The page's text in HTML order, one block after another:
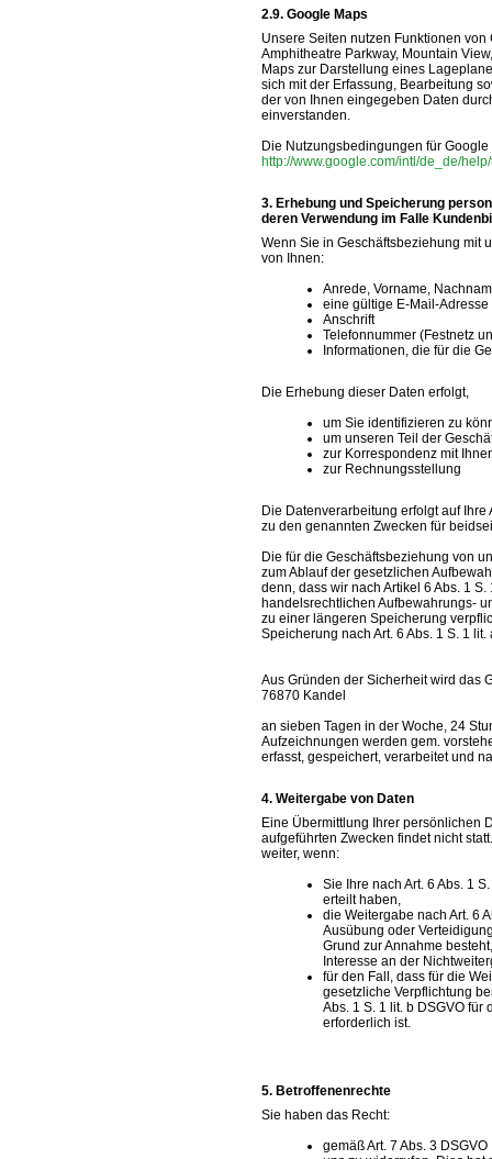
Google Maps
Unsere Seiten nutzen Funktionen
Amphitheatre Parkway, Mountain
Maps zur Darstellung eines
sich mit der Erfassung, Bearbeitung
der von Ihnen eingegeben Daten
einverstanden.
Die Nutzungsbedingungen für
http://www.google.com/intl/de_de/
Erhebung und Speicherung
deren Verwendung im Falle
Wenn Sie in Geschäftsbeziehung mit
von Ihnen:
Anrede, Vorname,
eine gültige E-Mail-Adresse
Anschrift
Telefonnummer (Festnetz
Informationen, die für die
Die Erhebung dieser Daten erfolgt,
um Sie identifizieren zu
um unseren Teil der
zur Korrespondenz mit
zur Rechnungsstellung
Die Datenverarbeitung erfolgt auf Ihre
zu den genannten Zwecken für
Die für die Geschäftsbeziehung von
zum Ablauf der gesetzlichen
denn, dass wir nach Artikel 6 Abs. 1
handelsrechtlichen Aufbewahrungs-
zu einer längeren Speicherung
Speicherung nach Art. 6 Abs. 1 S. 1
Aus Gründen der Sicherheit wird das
76870 Kandel
an sieben Tagen in der Woche, 24
Aufzeichnungen werden gem.
erfasst, gespeichert, verarbeitet und
Weitergabe von Daten
Eine Übermittlung Ihrer persönlichen
aufgeführten Zwecken findet nicht
weiter, wenn:
Sie Ihre nach Art. 6 Abs. 1
erteilt haben,
die Weitergabe nach Art. 6
Ausübung oder
Grund zur Annahme
Interesse an der
für den Fall, dass für die
gesetzliche Verpflichtung
Abs. 1 S. 1 lit. b DSGVO
erforderlich ist.
Betroffenenrechte
Sie haben das Recht:
gemäß Art. 7 Abs. 3